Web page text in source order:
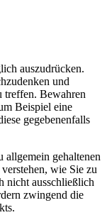
auszudrücken.
und
treffen. Bewahren
Beispiel eine
gegebenenfalls
allgemein gehaltenen
wie Sie zu
nicht ausschließlich
zwingend die